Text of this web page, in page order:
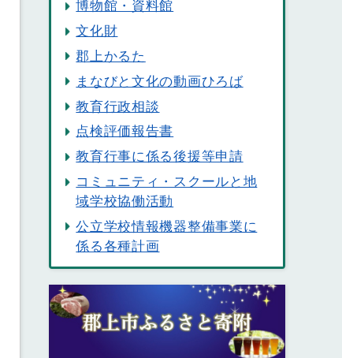
博物館・資料館
文化財
郡上かるた
まなびと文化の動画ひろば
教育行政相談
点検評価報告書
教育行事に係る後援等申請
コミュニティ・スクールと地
域学校協働活動
公立学校情報機器整備事業に
係る各種計画